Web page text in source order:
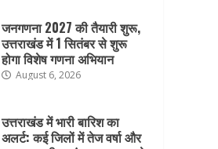
उत्तराखंड में भारी बारिश का
अलर्ट: कई जिलों में तेज वर्षा और
भूस्खलन की आशंका, प्रशासन ने
जारी की एडवाइजरी
August 6, 2026
चारधाम यात्रा पर मौसम की
नजर: लगातार बारिश के बीच